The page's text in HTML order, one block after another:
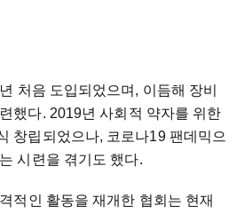
년 처음 도입되었으며 , 이듬해 장비
했다. 2019년 사회적 약자를 위한
창립되었으나, 코로나19 팬데믹으
시련을 겪기도 했다.
적인 활동을 재개한 협회는 현재